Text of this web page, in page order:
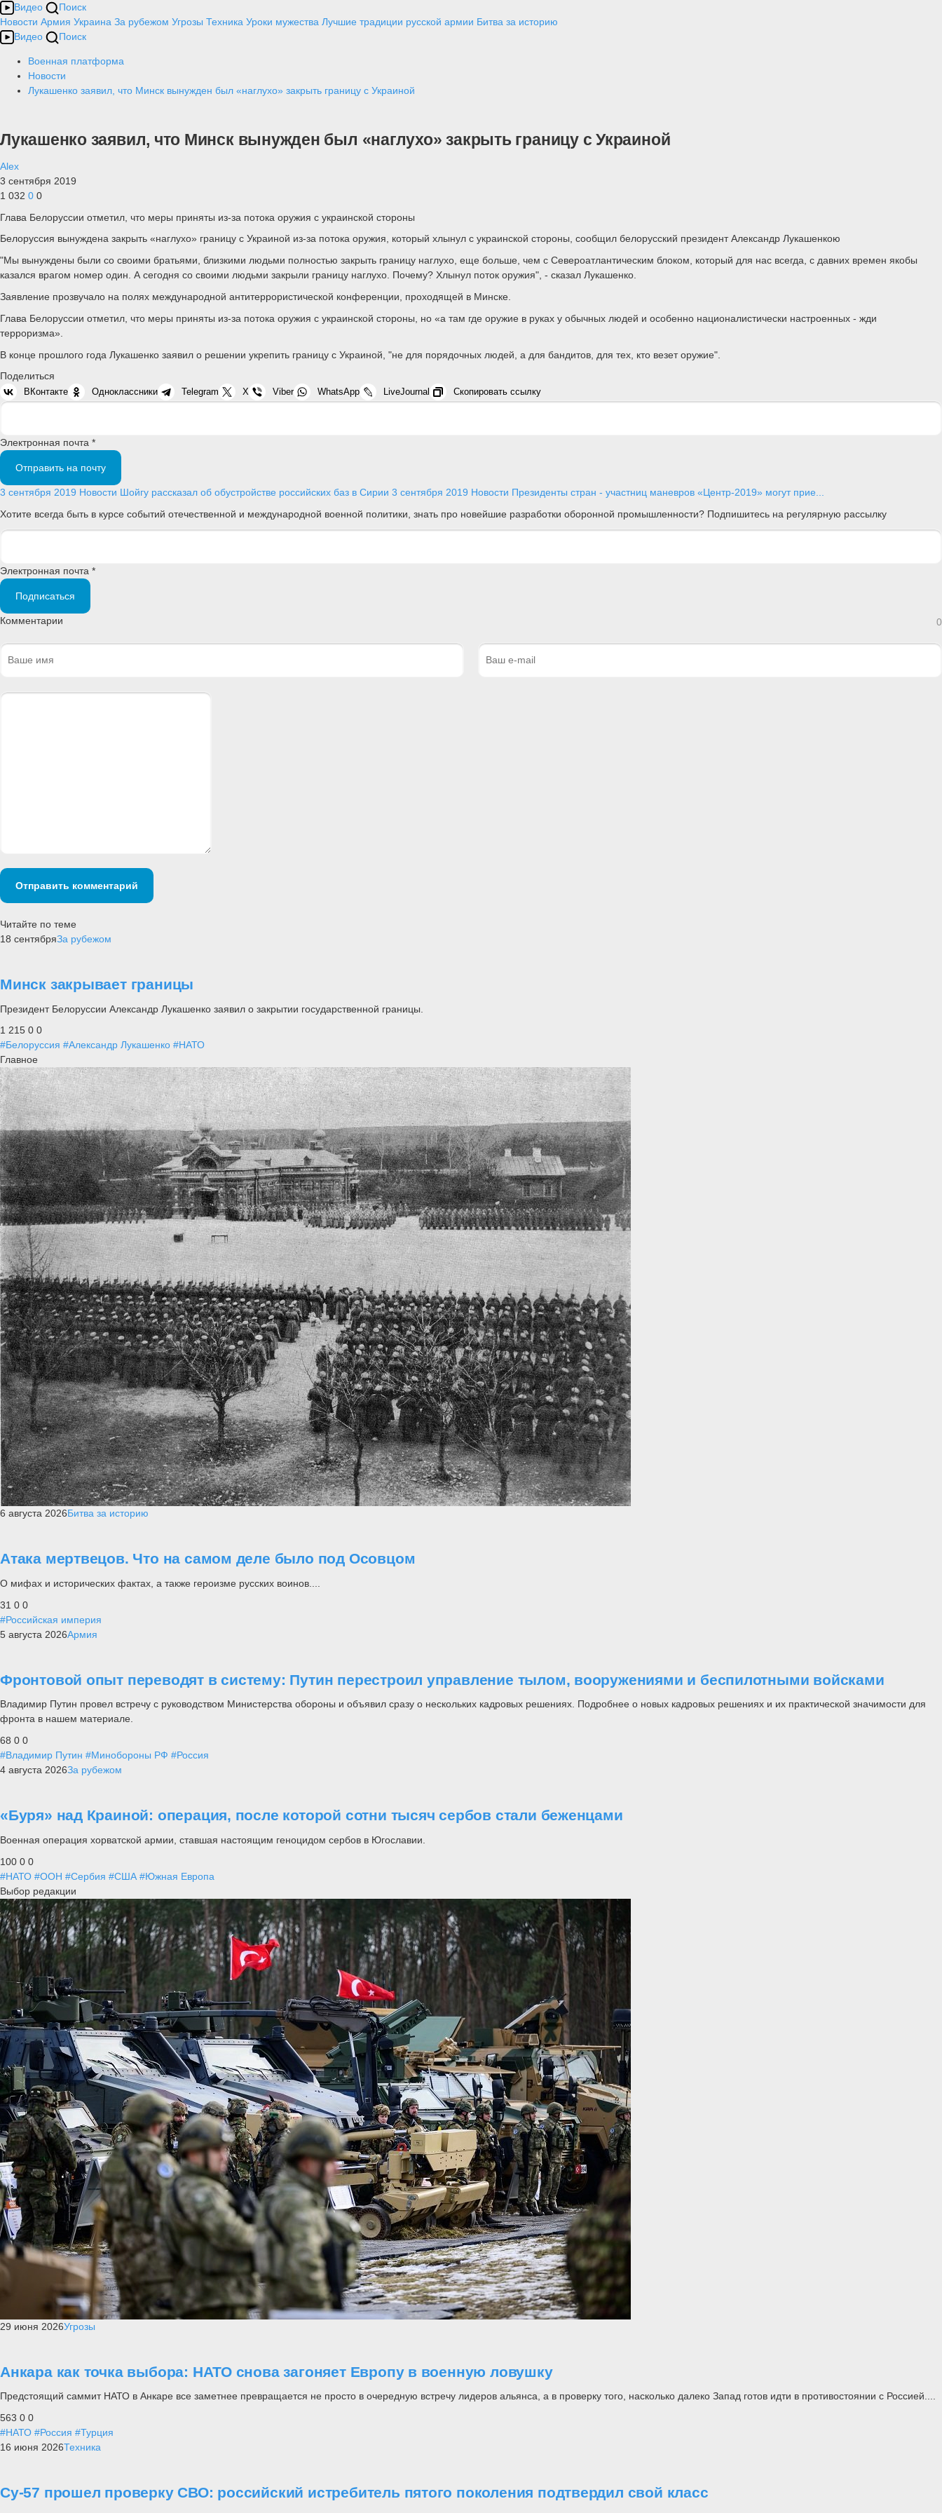
Видео
Поиск
Новости Армия Украина За рубежом Угрозы Техника Уроки мужества Лучшие традиции русской армии Битва за историю
Видео
Поиск
Военная платформа
Новости
Лукашенко заявил, что Минск вынужден был «наглухо» закрыть границу с Украиной
Лукашенко заявил, что Минск вынужден был «наглухо» закрыть границу с Украиной
Alex
3 сентября 2019
1 032 0 0
Глава Белоруссии отметил, что меры приняты из-за потока оружия с украинской стороны
Белоруссия вынуждена закрыть «наглухо» границу с Украиной из-за потока оружия, который хлынул с украинской стороны, сообщил белорусский президент Александр Лукашенкою
"Мы вынуждены были со своими братьями, близкими людьми полностью закрыть границу наглухо, еще больше, чем с Североатлантическим блоком, который для нас всегда, с давних времен якобы
казался врагом номер один. А сегодня со своими людьми закрыли границу наглухо. Почему? Хлынул поток оружия", - сказал Лукашенко.
Заявление прозвучало на полях международной антитеррористической конференции, проходящей в Минске.
Глава Белоруссии отметил, что меры приняты из-за потока оружия с украинской стороны, но «а там где оружие в руках у обычных людей и особенно националистически настроенных - жди
терроризма».
В конце прошлого года Лукашенко заявил о решении укрепить границу с Украиной, "не для порядочных людей, а для бандитов, для тех, кто везет оружие".
Поделиться
ВКонтакте Одноклассники Telegram X Viber WhatsApp LiveJournal Скопировать ссылку
Электронная почта *
Отправить на почту
3 сентября 2019 Новости Шойгу рассказал об обустройстве российских баз в Сирии 3 сентября 2019 Новости Президенты стран - участниц маневров «Центр-2019» могут прие...
Хотите всегда быть в курсе событий отечественной и международной военной политики, знать про новейшие разработки оборонной промышленности? Подпишитесь на регулярную рассылку
Электронная почта *
Подписаться
Комментарии 0
Отправить комментарий
Читайте по теме
18 сентябряЗа рубежом
Минск закрывает границы
Президент Белоруссии Александр Лукашенко заявил о закрытии государственной границы.
1 215 0 0
#Белоруссия #Александр Лукашенко #НАТО
Главное
6 августа 2026Битва за историю
Атака мертвецов. Что на самом деле было под Осовцом
О мифах и исторических фактах, а также героизме русских воинов....
31 0 0
#Российская империя
5 августа 2026Армия
Фронтовой опыт переводят в систему: Путин перестроил управление тылом, вооружениями и беспилотными войсками
Владимир Путин провел встречу с руководством Министерства обороны и объявил сразу о нескольких кадровых решениях. Подробнее о новых кадровых решениях и их практической значимости для
фронта в нашем материале.
68 0 0
#Владимир Путин #Минобороны РФ #Россия
4 августа 2026За рубежом
«Буря» над Краиной: операция, после которой сотни тысяч сербов стали беженцами
Военная операция хорватской армии, ставшая настоящим геноцидом сербов в Югославии.
100 0 0
#НАТО #ООН #Сербия #США #Южная Европа
Выбор редакции
29 июня 2026Угрозы
Анкара как точка выбора: НАТО снова загоняет Европу в военную ловушку
Предстоящий саммит НАТО в Анкаре все заметнее превращается не просто в очередную встречу лидеров альянса, а в проверку того, насколько далеко Запад готов идти в противостоянии с Россией....
563 0 0
#НАТО #Россия #Турция
16 июня 2026Техника
Су-57 прошел проверку СВО: российский истребитель пятого поколения подтвердил свой класс